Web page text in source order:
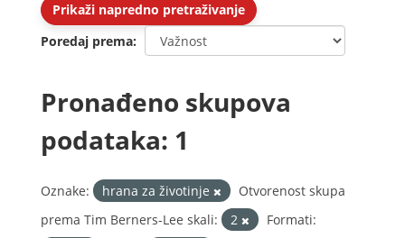
Prikaži napredno pretraživanje
Poredaj prema
Pronađeno skupova
podataka: 1
Oznake: hrana za životinje
Otvorenost skupa
prema Tim Berners-Lee skali:
2
Formati: